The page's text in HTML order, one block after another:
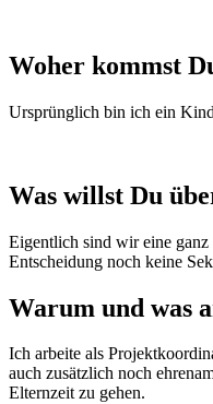
Woher kommst
Ursprünglich bin ich ein
Was willst Du
Eigentlich sind wir eine
Entscheidung noch keine
Warum und was
Ich arbeite als
auch zusätzlich noch
Elternzeit zu gehen.